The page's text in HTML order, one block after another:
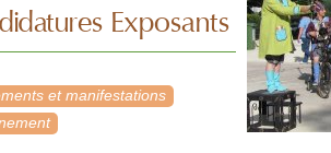
Exposants
et manifestations